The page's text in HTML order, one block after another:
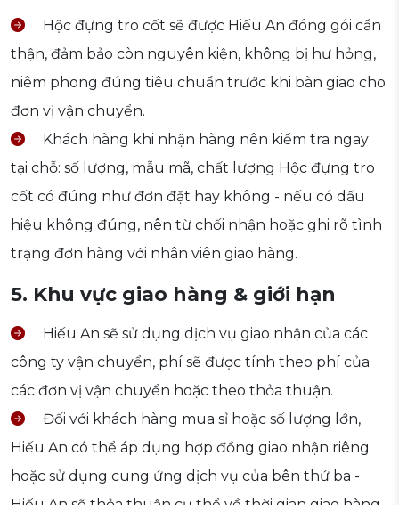
Hộc đựng tro cốt sẽ được Hiếu An đóng gói cẩn
thận, đảm bảo còn nguyên kiện, không bị hư hỏng,
niêm phong đúng tiêu chuẩn trước khi bàn giao cho
đơn vị vận chuyển.
Khách hàng khi nhận hàng nên kiểm tra ngay
tại chỗ: số lượng, mẫu mã, chất lượng Hộc đựng tro
cốt có đúng như đơn đặt hay không - nếu có dấu
hiệu không đúng, nên từ chối nhận hoặc ghi rõ tình
trạng đơn hàng với nhân viên giao hàng.
5. Khu vực giao hàng & giới hạn
Hiếu An sẽ sử dụng dịch vụ giao nhận của các
công ty vận chuyển, phí sẽ được tính theo phí của
các đơn vị vận chuyển hoặc theo thỏa thuận.
Đối với khách hàng mua sỉ hoặc số lượng lớn,
Hiếu An có thể áp dụng hợp đồng giao nhận riêng
hoặc sử dụng cung ứng dịch vụ của bên thứ ba -